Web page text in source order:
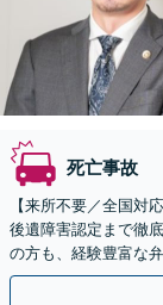
死亡事故
【来所不要／全国対
後遺障害認定まで徹
の方も、経験豊富な
13拠点】お気軽にご